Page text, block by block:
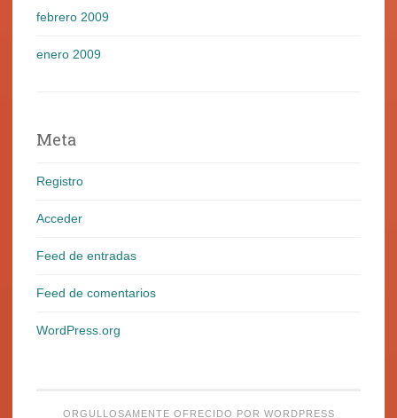
febrero 2009
enero 2009
Meta
Registro
Acceder
Feed de entradas
Feed de comentarios
WordPress.org
ORGULLOSAMENTE OFRECIDO POR WORDPRESS